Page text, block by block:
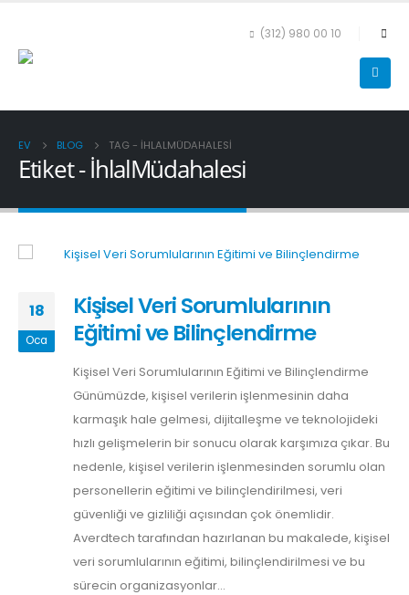
(312) 980 00 10
EV BLOG TAG - İHLALMÜDAHALESI
Etiket - İhlalMüdahalesi
18
Oca
Kişisel Veri Sorumlularının
Eğitimi ve Bilinçlendirme
Kişisel Veri Sorumlularının Eğitimi ve Bilinçlendirme
Günümüzde, kişisel verilerin işlenmesinin daha
karmaşık hale gelmesi, dijitalleşme ve teknolojideki
hızlı gelişmelerin bir sonucu olarak karşımıza çıkar. Bu
nedenle, kişisel verilerin işlenmesinden sorumlu olan
personellerin eğitimi ve bilinçlendirilmesi, veri
güvenliği ve gizliliği açısından çok önemlidir.
Averdtech tarafından hazırlanan bu makalede, kişisel
veri sorumlularının eğitimi, bilinçlendirilmesi ve bu
sürecin organizasyonlar...